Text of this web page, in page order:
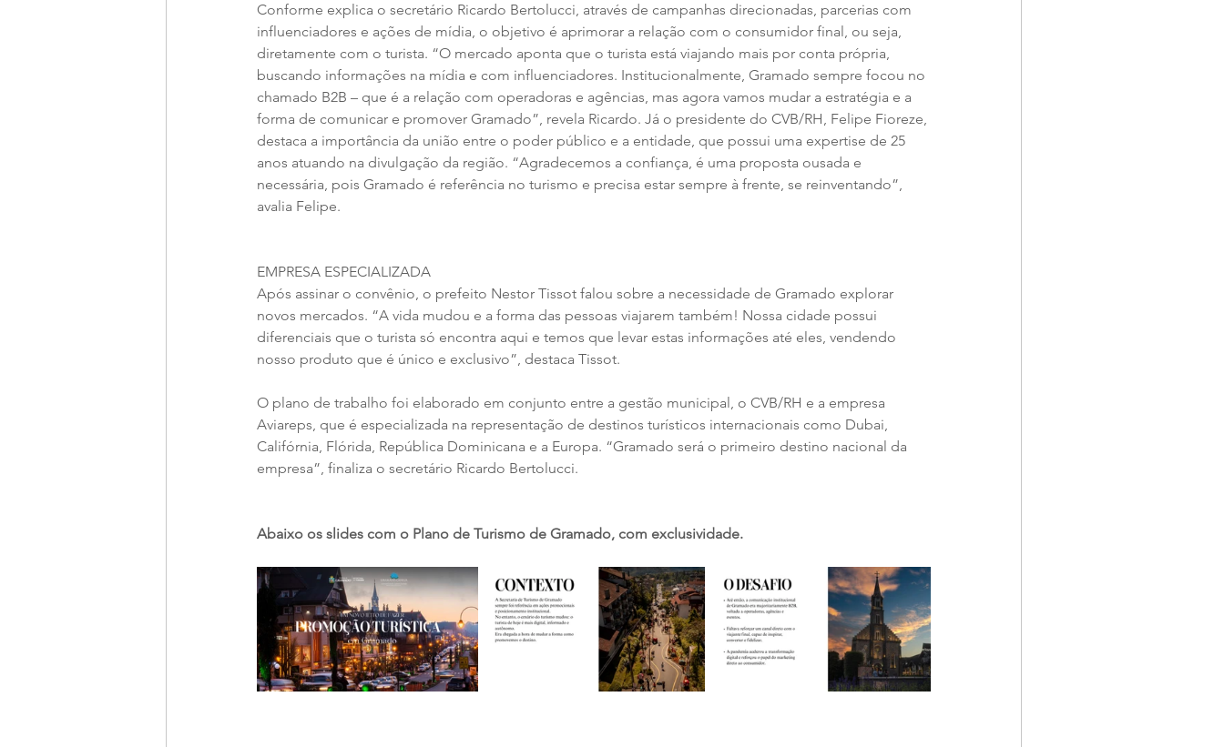
Conforme explica o secretário Ricardo Bertolucci, através de campanhas direcionadas, parcerias com
influenciadores e ações de mídia, o objetivo é aprimorar a relação com o consumidor final, ou seja,
diretamente com o turista. “O mercado aponta que o turista está viajando mais por conta própria,
buscando informações na mídia e com influenciadores. Institucionalmente, Gramado sempre focou no
chamado B2B – que é a relação com operadoras e agências, mas agora vamos mudar a estratégia e a
forma de comunicar e promover Gramado”, revela Ricardo. Já o presidente do CVB/RH, Felipe Fioreze,
destaca a importância da união entre o poder público e a entidade, que possui uma expertise de 25
anos atuando na divulgação da região. “Agradecemos a confiança, é uma proposta ousada e
necessária, pois Gramado é referência no turismo e precisa estar sempre à frente, se reinventando”,
avalia Felipe.
EMPRESA ESPECIALIZADA
Após assinar o convênio, o prefeito Nestor Tissot falou sobre a necessidade de Gramado explorar
novos mercados. “A vida mudou e a forma das pessoas viajarem também! Nossa cidade possui
diferenciais que o turista só encontra aqui e temos que levar estas informações até eles, vendendo
nosso produto que é único e exclusivo”, destaca Tissot.
O plano de trabalho foi elaborado em conjunto entre a gestão municipal, o CVB/RH e a empresa
Aviareps, que é especializada na representação de destinos turísticos internacionais como Dubai,
Califórnia, Flórida, República Dominicana e a Europa. “Gramado será o primeiro destino nacional da
empresa”, finaliza o secretário Ricardo Bertolucci.
Abaixo os slides com o Plano de Turismo de Gramado, com exclusividade.